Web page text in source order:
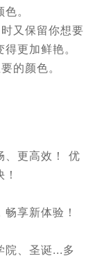
。
又保留你想要
更加鲜艳。
的颜色。
、更高效！ 优
享新体验！
院、圣诞...多